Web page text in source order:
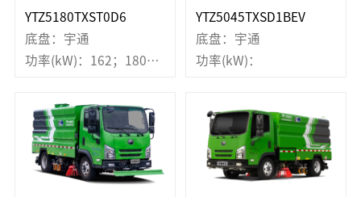
YTZ5180TXST0D6
底盘：宇通
功率(kW)：162；180；182
YTZ5045TXSD1BEV
底盘：宇通
功率(kW)：